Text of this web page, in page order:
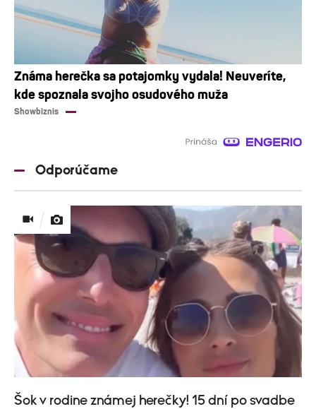
Známa herečka sa potajomky vydala! Neuveríte,
kde spoznala svojho osudového muža
Showbiznis
Odporúčame
Šok v rodine známej herečky! 15 dní po svadbe